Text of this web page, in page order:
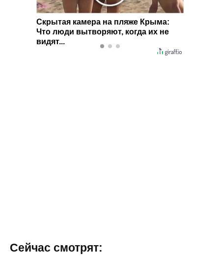
на пляже Крыма:
когда их не
Ролик длится несколько
смеяться вы будете долго
Сейчас смотрят: